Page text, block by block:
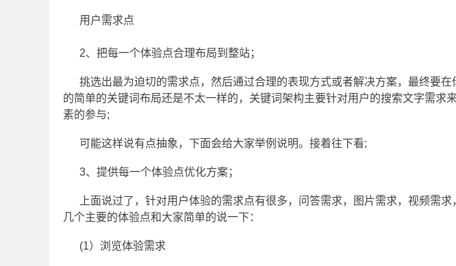
用户需求点
2、把每一个体验点合理布局到整站；
挑选出最为迫切的需求点，然后通过合理的表现方式或者解决方案，最终要
的简单的关键词布局还是不太一样的，关键词架构主要针对用户的搜索文字需求
素的参与;
可能这样说有点抽象，下面会给大家举例说明。接着往下看;
3、提供每一个体验点优化方案；
上面说过了，针对用户体验的需求点有很多，问答需求，图片需求，视频需
几个主要的体验点和大家简单的说一下：
(1）浏览体验需求